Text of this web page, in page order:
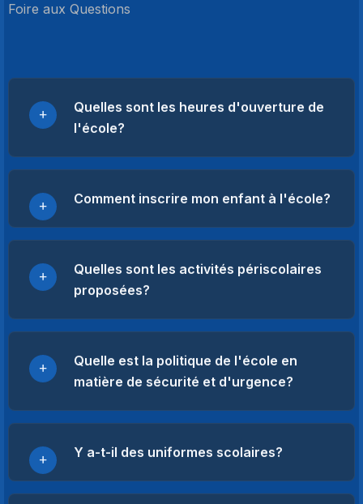
Foire aux Questions
Quelles sont les heures d'ouverture de
l'école?
Comment inscrire mon enfant à l'école?
Quelles sont les activités périscolaires
proposées?
Quelle est la politique de l'école en
matière de sécurité et d'urgence?
Y a-t-il des uniformes scolaires?